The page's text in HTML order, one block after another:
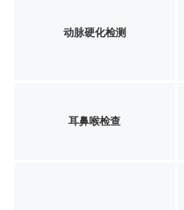
动脉硬化检测
耳鼻喉检查